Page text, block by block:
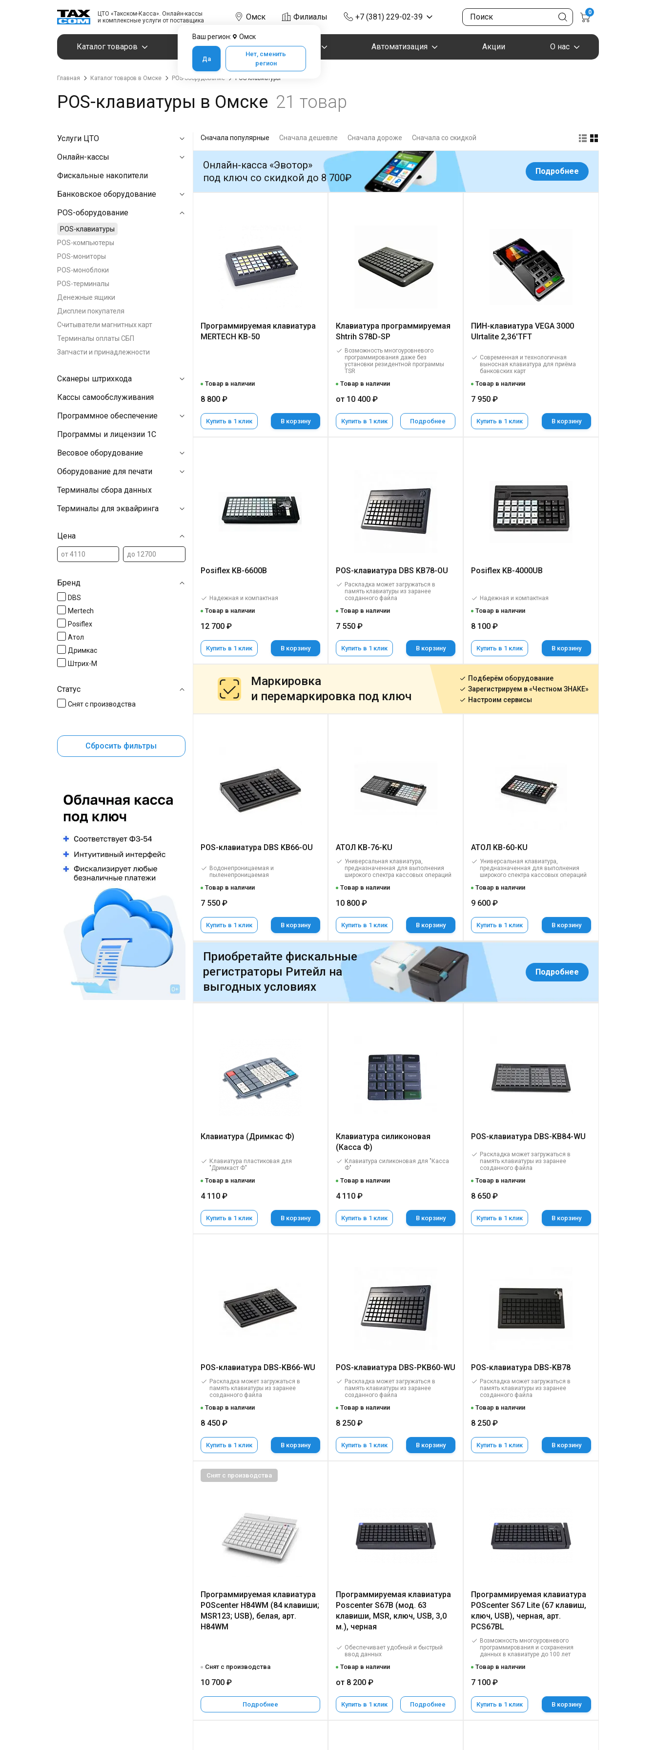
ЦТО «Такском-Касса». Онлайн-кассы
и комплексные услуги от поставщика
Омск
Ваш регион: Омск
Да
Нет, сменить
регион
Филиалы +7 (381) 229-02-39
0
Каталог товаров Услуги Маркировка Автоматизация Акции О нас
Главная Каталог товаров в Омске POS-оборудование POS-клавиатуры
POS-клавиатуры в Омске 21 товар
Услуги ЦТО
Онлайн-кассы
Фискальные накопители
Банковское оборудование
POS-оборудование
POS-клавиатуры
POS-компьютеры
POS-мониторы
POS-моноблоки
POS-терминалы
Денежные ящики
Дисплеи покупателя
Считыватели магнитных карт
Терминалы оплаты СБП
Запчасти и принадлежности
Сканеры штрихкода
Кассы самообслуживания
Программное обеспечение
Программы и лицензии 1C
Весовое оборудование
Оборудование для печати
Терминалы сбора данных
Терминалы для эквайринга
Цена
Бренд
DBS
Mertech
Posiflex
Атол
Дримкас
Штрих-М
Статус
Снят с производства
Сбросить фильтры
Сначала популярные Сначала дешевле Сначала дороже Сначала со скидкой
Программируемая клавиатура
MERTECH KB-50
Товар в наличии
8 800 ₽
Купить в 1 клик В корзину
Клавиатура программируемая
Shtrih S78D-SP
Возможность многоуровневого
программирования даже без
установки резидентной программы
TSR
Товар в наличии
от 10 400 ₽
Купить в 1 клик Подробнее
ПИН-клавиатура VEGA 3000
Ulrtalite 2,36'TFT
Современная и технологичная
выносная клавиатура для приёма
банковских карт
Товар в наличии
7 950 ₽
Купить в 1 клик В корзину
Posiflex KB-6600B
Надежная и компактная
Товар в наличии
12 700 ₽
Купить в 1 клик В корзину
POS-клавиатура DBS KB78-OU
Раскладка может загружаться в
память клавиатуры из заранее
созданного файла
Товар в наличии
7 550 ₽
Купить в 1 клик В корзину
Posiflex KB-4000UB
Надежная и компактная
Товар в наличии
8 100 ₽
Купить в 1 клик В корзину
POS-клавиатура DBS KB66-OU
Водонепроницаемая и
пыленепроницаемая
Товар в наличии
7 550 ₽
Купить в 1 клик В корзину
АТОЛ KB-76-KU
Универсальная клавиатура,
предназначенная для выполнения
широкого спектра кассовых операций
Товар в наличии
10 800 ₽
Купить в 1 клик В корзину
АТОЛ KB-60-KU
Универсальная клавиатура,
предназначенная для выполнения
широкого спектра кассовых операций
Товар в наличии
9 600 ₽
Купить в 1 клик В корзину
Клавиатура (Дримкас Ф)
Клавиатура пластиковая для
"Дримкаст Ф"
Товар в наличии
4 110 ₽
Купить в 1 клик В корзину
Клавиатура силиконовая
(Касса Ф)
Клавиатура силиконовая для "Касса
Ф"
Товар в наличии
4 110 ₽
Купить в 1 клик В корзину
POS-клавиатура DBS-KB84-WU
Раскладка может загружаться в
память клавиатуры из заранее
созданного файла
Товар в наличии
8 650 ₽
Купить в 1 клик В корзину
POS-клавиатура DBS-KB66-WU
Раскладка может загружаться в
память клавиатуры из заранее
созданного файла
Товар в наличии
8 450 ₽
Купить в 1 клик В корзину
POS-клавиатура DBS-PKB60-WU
Раскладка может загружаться в
память клавиатуры из заранее
созданного файла
Товар в наличии
8 250 ₽
Купить в 1 клик В корзину
POS-клавиатура DBS-KB78
Раскладка может загружаться в
память клавиатуры из заранее
созданного файла
Товар в наличии
8 250 ₽
Купить в 1 клик В корзину
Снят с производства
Программируемая клавиатура
POScenter H84WM (84 клавиши;
MSR123; USB), белая, арт.
H84WM
Снят с производства
10 700 ₽
Подробнее
Программируемая клавиатура
Poscenter S67B (мод. 63
клавиши, MSR, ключ, USB, 3,0
м.), черная
Обеспечивает удобный и быстрый
ввод данных
Товар в наличии
от 8 200 ₽
Купить в 1 клик Подробнее
Программируемая клавиатура
POScenter S67 Lite (67 клавиш,
ключ, USB), черная, арт.
PCS67BL
Возможность многоуровневого
программирования и сохранения
данных в клавиатуре до 100 лет
Товар в наличии
7 100 ₽
Купить в 1 клик В корзину
Онлайн-касса «Эвотор»
под ключ со скидкой до 8 700₽
Подробнее
Маркировка
и перемаркировка под ключ
Подберём оборудование
Зарегистрируем в «Честном ЗНАКЕ»
Настроим сервисы
Приобретайте фискальные
регистраторы Ритейл на
выгодных условиях
Подробнее